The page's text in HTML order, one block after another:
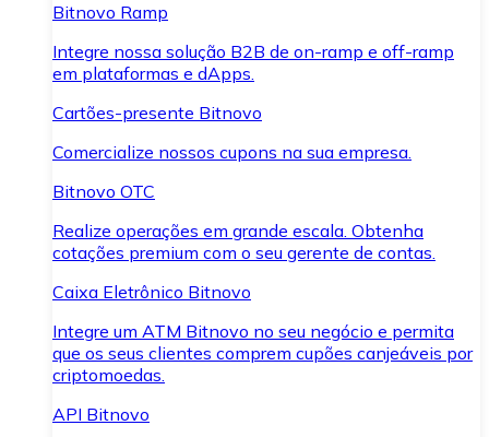
Bitnovo Ramp
Integre nossa solução B2B de on-ramp e off-ramp
em plataformas e dApps.
Cartões-presente Bitnovo
Comercialize nossos cupons na sua empresa.
Bitnovo OTC
Realize operações em grande escala. Obtenha
cotações premium com o seu gerente de contas.
Caixa Eletrônico Bitnovo
Integre um ATM Bitnovo no seu negócio e permita
que os seus clientes comprem cupões canjeáveis por
criptomoedas.
API Bitnovo